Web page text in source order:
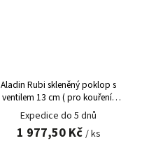
Aladin Rubi skleněný poklop s
ventilem 13 cm ( pro kouření-
super Aladin ) 100% Chef, ks
Expedice do 5 dnů
1 977,50 Kč / ks